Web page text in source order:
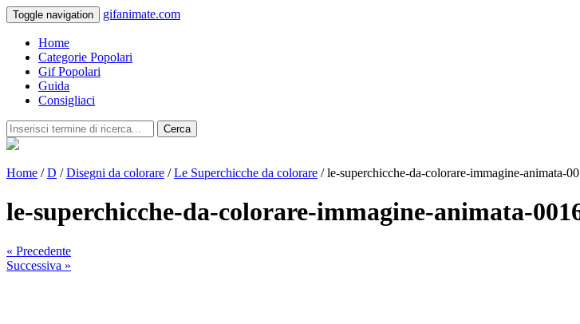
Toggle navigation gifanimate.com
Home
Categorie Popolari
Gif Popolari
Guida
Consigliaci
Cerca
Home /D /Disegni da colorare /Le Superchicche da colorare / le-superchicche-da-colorare-immagine-animata-
le-superchicche-da-colorare-immagine-animata-
« Precedente
Successiva »